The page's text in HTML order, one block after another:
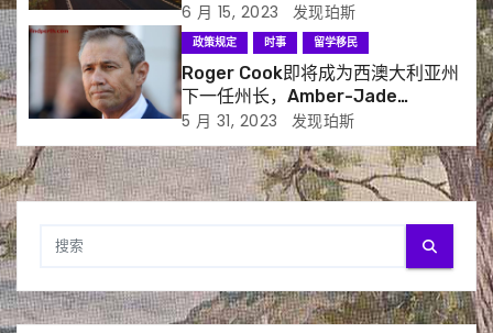
6 月 15, 2023 发现珀斯
政策规定 时事 留学移民
Roger Cook即将成为西澳大利亚州
下一任州长，Amber-Jade
Sanderson退出竞选
5 月 31, 2023 发现珀斯